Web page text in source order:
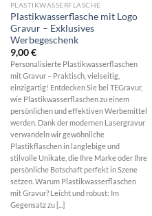
PLASTIKWASSERFLASCHE
Plastikwasserflasche mit Logo
Gravur – Exklusives
Werbegeschenk
9,00€
Personalisierte Plastikwasserflaschen
mit Gravur – Praktisch, vielseitig,
einzigartig! Entdecken Sie bei TEGravur,
wie Plastikwasserflaschen zu einem
persönlichen und effektiven Werbemittel
werden. Dank der modernen Lasergravur
verwandeln wir gewöhnliche
Plastikflaschen in langlebige und
stilvolle Unikate, die Ihre Marke oder Ihre
persönliche Botschaft perfekt in Szene
setzen. Warum Plastikwasserflaschen
mit Gravur? Leicht und robust: Im
Gegensatz zu [...]